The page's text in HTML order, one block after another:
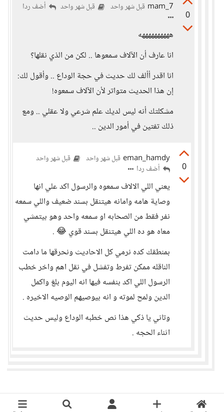
0
mam_7 قبل شهر واحد قبل شهر واحد أضف ردا
ههههههههههه
انا عارف أن الآلاف سمعوها .. لكن من الذي نقلها؟
انا اقدر أألف لك حديث في حجة الوداع .. وأقول لك:
إن هذا الحديث متواتر لأن الآلاف سمعوه!
مشكلتك أنه ليس لديك علم شرعي ولا عقلي .. ومع
ذلك تفتين في أمور الدين ..
0
eman_hamdy قبل شهر واحد قبل شهر واحد
أضف ردا
يعني اللي الالاف سمعوه والرسول اكد علي انها
وصاية هامه وامانه هيتنقل بسند ضعيف واللي سمعه
نفر فقط من الصحابه او سمعه واحد وهو بيتمشي
معاه هو ده اللي هيتنقل بسند قوي 😂 .
بمنطقك كده نرمي كل الاحاديث ونحرقها ما دامت
الناقله ممكن تفرط وتفشل في نقل اهم واخر خطب
الرسول اللي اكد بنفسه فيها انه اليوم بلغ واكمل
الدين ولمح لموته و انه بيوصيهم الوصيه الاخيره .
وتاني يا ذكي هذا نص خطبه الوداع وليس حديث
اثناء الحجه .